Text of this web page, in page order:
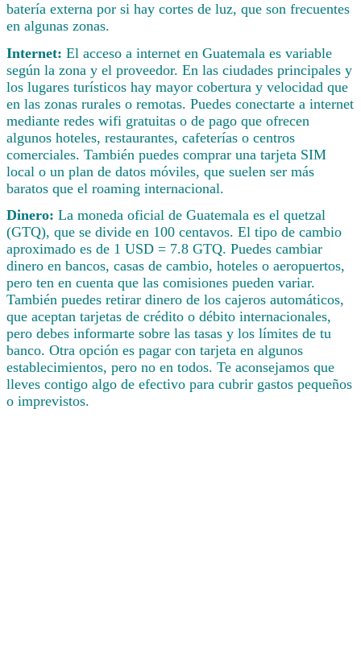
batería externa por si hay cortes de luz, que son frecuentes
en algunas zonas.
Internet: El acceso a internet en Guatemala es variable
según la zona y el proveedor. En las ciudades principales y
los lugares turísticos hay mayor cobertura y velocidad que
en las zonas rurales o remotas. Puedes conectarte a internet
mediante redes wifi gratuitas o de pago que ofrecen
algunos hoteles, restaurantes, cafeterías o centros
comerciales. También puedes comprar una tarjeta SIM
local o un plan de datos móviles, que suelen ser más
baratos que el roaming internacional.
Dinero: La moneda oficial de Guatemala es el quetzal
(GTQ), que se divide en 100 centavos. El tipo de cambio
aproximado es de 1 USD = 7.8 GTQ. Puedes cambiar
dinero en bancos, casas de cambio, hoteles o aeropuertos,
pero ten en cuenta que las comisiones pueden variar.
También puedes retirar dinero de los cajeros automáticos,
que aceptan tarjetas de crédito o débito internacionales,
pero debes informarte sobre las tasas y los límites de tu
banco. Otra opción es pagar con tarjeta en algunos
establecimientos, pero no en todos. Te aconsejamos que
lleves contigo algo de efectivo para cubrir gastos pequeños
o imprevistos.